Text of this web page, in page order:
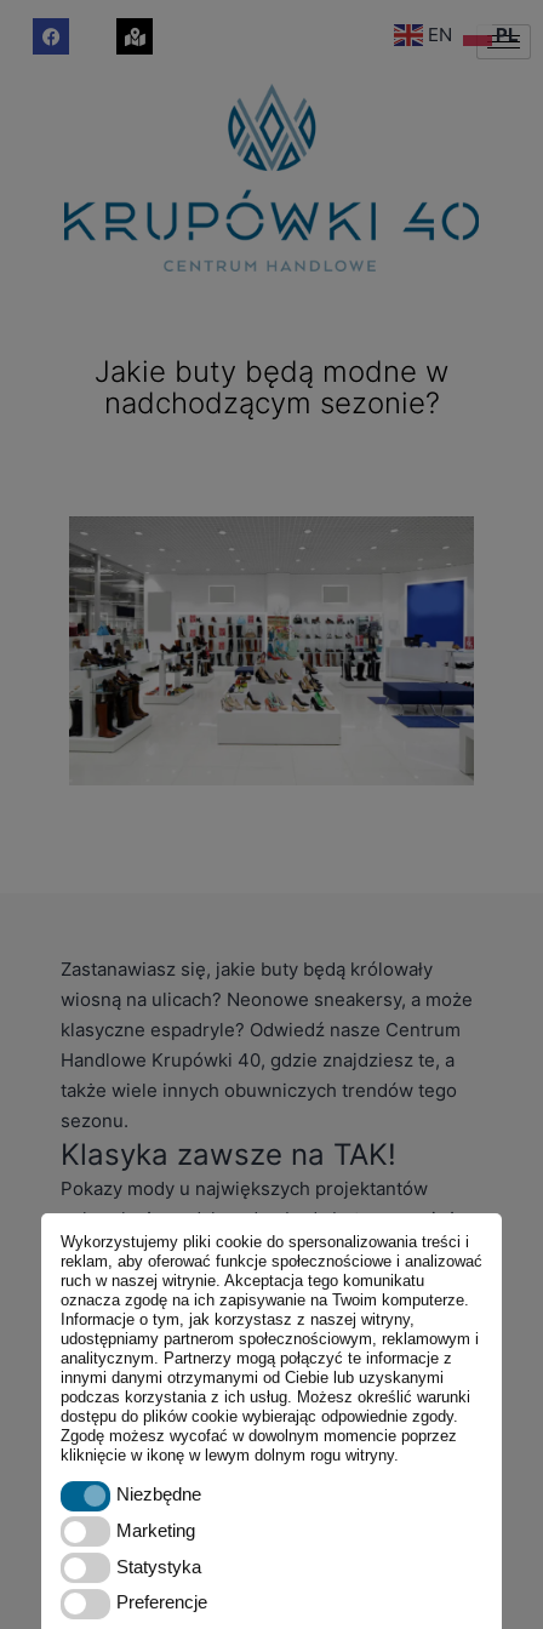
Wykorzystujemy pliki cookie do spersonalizowania treści i
reklam, aby oferować funkcje społecznościowe i analizować
ruch w naszej witrynie. Akceptacja tego komunikatu
oznacza zgodę na ich zapisywanie na Twoim komputerze.
Informacje o tym, jak korzystasz z naszej witryny,
udostępniamy partnerom społecznościowym, reklamowym i
analitycznym. Partnerzy mogą połączyć te informacje z
innymi danymi otrzymanymi od Ciebie lub uzyskanymi
podczas korzystania z ich usług. Możesz określić warunki
dostępu do plików cookie wybierając odpowiednie zgody.
Zgodę możesz wycofać w dowolnym momencie poprzez
kliknięcie w ikonę w lewym dolnym rogu witryny.
Niezbędne
Niezbędne
MarketingMarketing
StatystykaStatystyka
Preferencje
Preferencje
Jakie buty będą modne w
nadchodzącym sezonie?
Zastanawiasz się, jakie buty będą królowały
wiosną na ulicach? Neonowe sneakersy, a może
klasyczne espadryle? Odwiedź nasze Centrum
Handlowe Krupówki 40, gdzie znajdziesz te, a
także wiele innych obuwniczych trendów tego
sezonu.
Klasyka zawsze na TAK!
Pokazy mody u największych projektantów
pokazały, że nadal modne będą buty znane już z
poprzednich sezonów. Wciąż pozostaną z nami
kolorowe buty sportowe, które pasują do wielu
stylizacji. Sprawdzą się zarówno do luźnych
jeansów czy lekkich sukienek. Im bardziej
intensywne odcienie wybierzesz, tym lepiej!
Jeśli nie przekonują Cię tak żywe kolory jak róż
czy zieleń, przyjdź do naszych sklepów
obuwniczych w Zakopanem, gdzie znajdziesz
buty idealnie wpisujące się w Twój gust!
W sezonie wiosna-lato 2022 na fali powrotów
wielu trendów z lat 2000. pojawią się jedne z
najwygodniejszych butów, czyli baleriny! Pasują
one niemal do wszystkiego i sprawdzą się na
EN PL